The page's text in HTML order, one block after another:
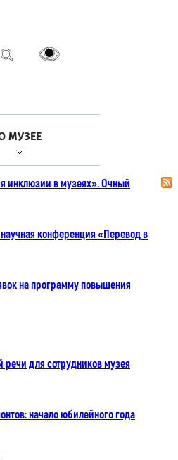
МУЗЕЕ
инклюзии в музеях». Очный
конференция «Перевод в
на программу повышения
речи для сотрудников музея
начало юбилейного года